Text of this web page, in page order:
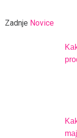
Zadnje Novice